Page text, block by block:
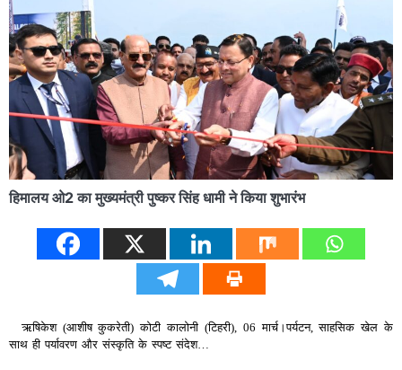
हिमालय ओ2 का मुख्यमंत्री पुष्कर सिंह धामी ने किया शुभारंभ
ऋषिकेश (आशीष कुकरेती) कोटी कालोनी (टिहरी), 06 मार्च।पर्यटन, साहसिक खेल के
साथ ही पर्यावरण और संस्कृति के स्पष्ट संदेश…